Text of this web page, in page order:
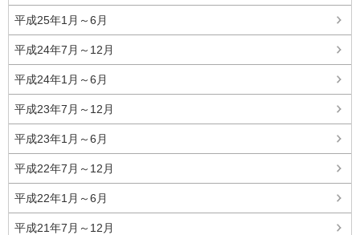
平成25年1月～6月
平成24年7月～12月
平成24年1月～6月
平成23年7月～12月
平成23年1月～6月
平成22年7月～12月
平成22年1月～6月
平成21年7月～12月